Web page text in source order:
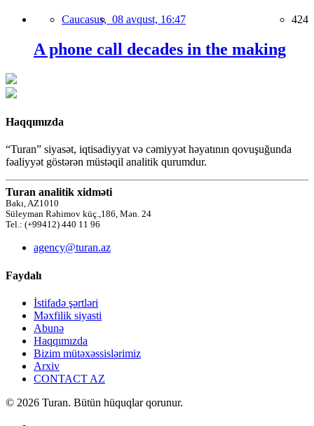
Caucasus, 08 avqust, 16:47 424
A phone call decades in the making
Haqqımızda
“Turan” siyasət, iqtisadiyyat və cəmiyyət həyatının qovuşuğunda
fəaliyyət göstərən müstəqil analitik qurumdur.
Turan analitik xidməti
Bakı, AZ1010
Süleyman Rəhimov küç.,186, Mən. 24
Tel.: (+99412) 440 11 96
agency@turan.az
Faydalı
İstifadə şərtləri
Məxfilik siyasti
Abunə
Haqqımızda
Bizim mütəxəssislərimiz
Arxiv
CONTACT AZ
© 2026 Turan. Bütün hüquqlar qorunur.